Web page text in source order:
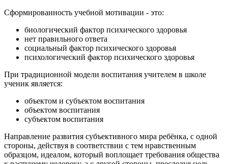
Сформированность учебной мотивации - это:
биологический фактор психического здоровья
нет правильного ответа
социальный фактор психического здоровья
психологический фактор психического здоровья
При традиционной модели воспитания учителем в школе
ученик является:
объектом и субъектом воспитания
объектом воспитания
субъектом воспитания
Направление развития субъективного мира ребёнка, с одной
стороны, действуя в соответствии с тем нравственным
образцом, идеалом, который воплощает требования общества